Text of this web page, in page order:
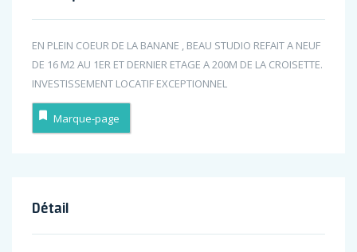
EN PLEIN COEUR DE LA BANANE , BEAU STUDIO REFAIT A NEUF
DE 16 M2 AU 1ER ET DERNIER ETAGE A 200M DE LA CROISETTE.
INVESTISSEMENT LOCATIF EXCEPTIONNEL
Marque-page
Détail